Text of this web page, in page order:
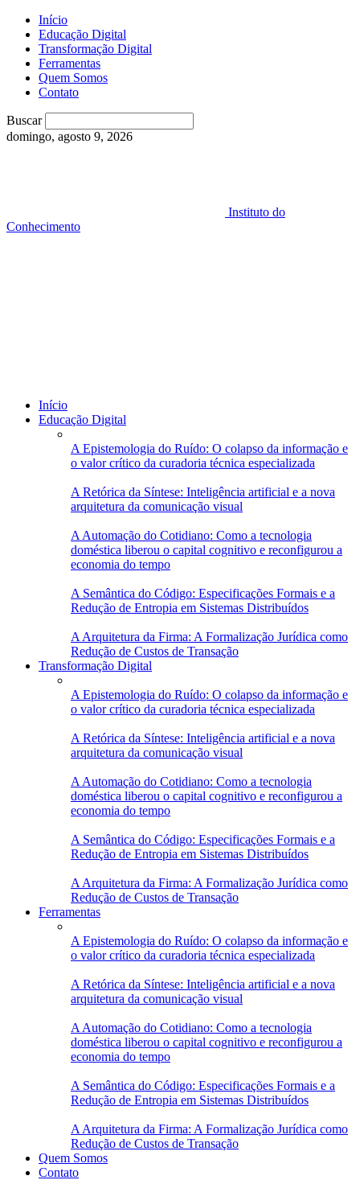
Início
Educação Digital
Transformação Digital
Ferramentas
Quem Somos
Contato
Buscar
domingo, agosto 9, 2026
Instituto do
Conhecimento
Início
Educação Digital
A Epistemologia do Ruído: O colapso da informação e
o valor crítico da curadoria técnica especializada
A Retórica da Síntese: Inteligência artificial e a nova
arquitetura da comunicação visual
A Automação do Cotidiano: Como a tecnologia
doméstica liberou o capital cognitivo e reconfigurou a
economia do tempo
A Semântica do Código: Especificações Formais e a
Redução de Entropia em Sistemas Distribuídos
A Arquitetura da Firma: A Formalização Jurídica como
Redução de Custos de Transação
Transformação Digital
A Epistemologia do Ruído: O colapso da informação e
o valor crítico da curadoria técnica especializada
A Retórica da Síntese: Inteligência artificial e a nova
arquitetura da comunicação visual
A Automação do Cotidiano: Como a tecnologia
doméstica liberou o capital cognitivo e reconfigurou a
economia do tempo
A Semântica do Código: Especificações Formais e a
Redução de Entropia em Sistemas Distribuídos
A Arquitetura da Firma: A Formalização Jurídica como
Redução de Custos de Transação
Ferramentas
A Epistemologia do Ruído: O colapso da informação e
o valor crítico da curadoria técnica especializada
A Retórica da Síntese: Inteligência artificial e a nova
arquitetura da comunicação visual
A Automação do Cotidiano: Como a tecnologia
doméstica liberou o capital cognitivo e reconfigurou a
economia do tempo
A Semântica do Código: Especificações Formais e a
Redução de Entropia em Sistemas Distribuídos
A Arquitetura da Firma: A Formalização Jurídica como
Redução de Custos de Transação
Quem Somos
Contato